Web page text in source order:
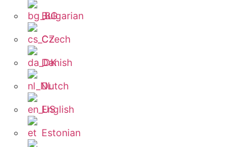
Bulgarian
Czech
Danish
Dutch
English
Estonian